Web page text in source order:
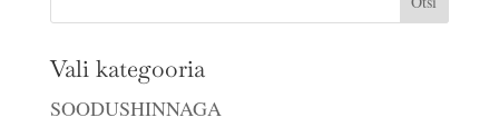
Vali kategooria
SOODUSHINNAGA